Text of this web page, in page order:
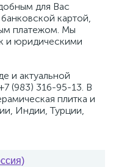
для Вас
картой,
платежом. Мы
и юридическими
и актуальной
(983) 316-95-13. В
плитка и
Индии, Турции,